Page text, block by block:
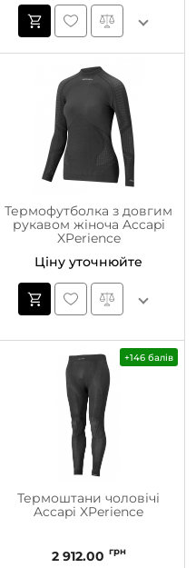
Термофутболка з довгим
рукавом жіноча Accapi
XPerience
Ціну уточнюйте
+146 балів
Термоштани чоловічі
Accapi XPerience
2 912.00 грн